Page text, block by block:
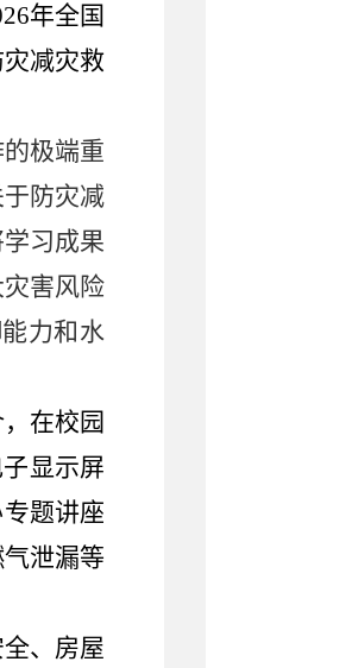
6年全国
减灾救
极端重
防灾减
习成果
害风险
力和水
在校园
显示屏
题讲座
泄漏等
、房屋